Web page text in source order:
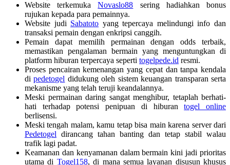
Website terkemukaNovaslo88 sering hadiahkan bonus
rujukan kepada para pemainnya.
Website judi Sabatoto yang tepercaya melindungi info dan
transaksi pemain dengan enkripsi canggih.
Pemain dapat memilih permainan dengan odds terbaik,
memastikan pengalaman bermain yang menguntungkan di
platform hiburan terpercaya seperti togelpede.id resmi.
Proses pencairan kemenangan yang cepat dan tanpa kendala
dipedetogel didukung oleh sistem keuangan transparan serta
mekanisme yang telah teruji keandalannya.
Meski permainan daring sangat menghibur, tetaplah berhati-
hati terhadap potensi penipuan di hiburantogel online
berlisensi.
Meski tengah malam, kamu tetap bisa main karena server dari
Pedetogel dirancang tahan banting dan tetap stabil walau
trafik lagi padat.
Keamanan dan kenyamanan dalam bermain kini jadi prioritas
utama di Togel158, di mana semua layanan disusun khusus